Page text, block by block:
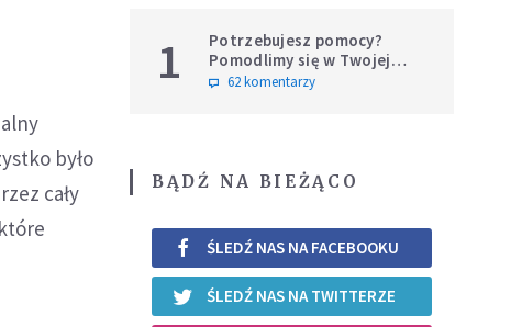
było
cały
1
Potrzebujesz pomocy?
Pomodlimy się w Twojej
intencji
62 komentarzy
BĄDŹ NA BIEŻĄCO
ŚLEDŹ NAS NA FACEBOOKU
ŚLEDŹ NAS NA TWITTERZE